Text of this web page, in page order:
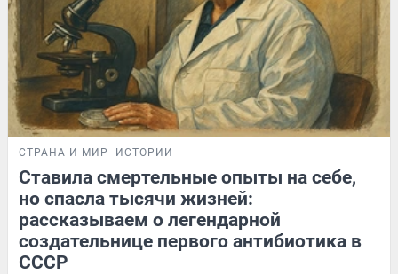
СТРАНА И МИР ИСТОРИИ
Ставила смертельные опыты на себе,
но спасла тысячи жизней:
рассказываем о легендарной
создательнице первого антибиотика в
СССР